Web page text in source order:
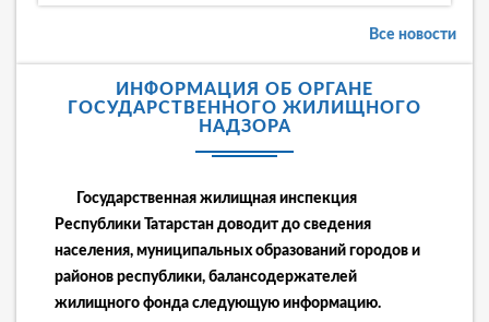
Все новости
ИНФОРМАЦИЯ ОБ ОРГАНЕ
ГОСУДАРСТВЕННОГО ЖИЛИЩНОГО
НАДЗОРА
Государственная жилищная инспекция
Республики Татарстан доводит до сведения
населения, муниципальных образований городов и
районов республики, балансодержателей
жилищного фонда следующую информацию.